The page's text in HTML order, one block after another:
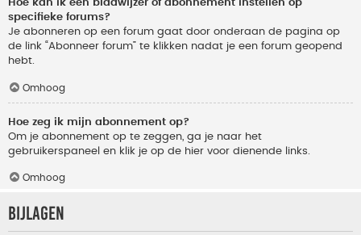
Hoe kan ik een bladwijzer of abonnement instellen op
specifieke forums?
Je abonneren op een forum gaat door onderaan de pagina op
de link “Abonneer forum” te klikken nadat je een forum geopend
hebt.
Omhoog
Hoe zeg ik mijn abonnement op?
Om je abonnement op te zeggen, ga je naar het
gebruikerspaneel en klik je op de hier voor dienende links.
Omhoog
Bijlagen